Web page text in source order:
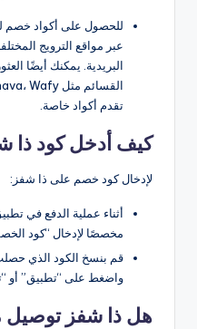
للحصول على أكواد خصم
عبر مواقع الترويج
البريدية. يمكنك أيضًا
تقدم أكواد خاصة.
كيف أدخل كود ذا
لإدخال كود خصم على ذا شفز:
أثناء عملية الدفع في
مخصصًا لإدخال “كود
قم بنسخ الكود الذي
واضغط على “تطبيق” أو
هل ذا شفز توصيل